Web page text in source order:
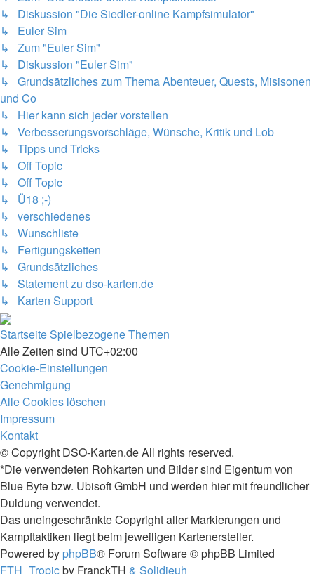
↳ Diskussion "Die Siedler-online Kampfsimulator"
↳ Euler Sim
↳ Zum "Euler Sim"
↳ Diskussion "Euler Sim"
↳ Grundsätzliches zum Thema Abenteuer, Quests, Misisonen
und Co
↳ Hier kann sich jeder vorstellen
↳ Verbesserungsvorschläge, Wünsche, Kritik und Lob
↳ Tipps und Tricks
↳ Off Topic
↳ Off Topic
↳ Ü18 ;-)
↳ verschiedenes
↳ Wunschliste
↳ Fertigungsketten
↳ Grundsätzliches
↳ Statement zu dso-karten.de
↳ Karten Support
StartseiteSpielbezogene Themen
Alle Zeiten sind UTC+02:00
Cookie-Einstellungen
Genehmigung
Alle Cookies löschen
Impressum
Kontakt
© Copyright DSO-Karten.de All rights reserved.
*Die verwendeten Rohkarten und Bilder sind Eigentum von
Blue Byte bzw. Ubisoft GmbH und werden hier mit freundlicher
Duldung verwendet.
Das uneingeschränkte Copyright aller Markierungen und
Kampftaktiken liegt beim jeweiligen Kartenersteller.
Powered by phpBB® Forum Software © phpBB Limited
FTH_Tropicby FranckTH & Solidjeuh